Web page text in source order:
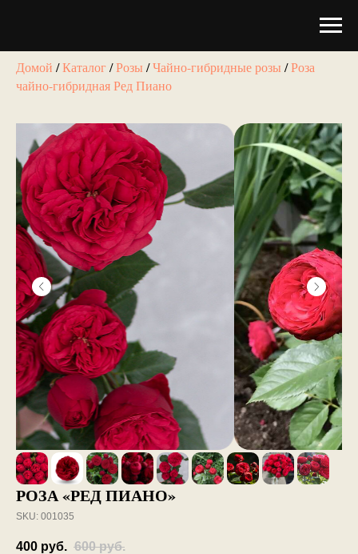
Домой /Каталог /Розы /Чайно-гибридные розы /Роза
чайно-гибридная Ред Пиано
РОЗА «РЕД ПИАНО»
SKU: 001035
400 руб. 600 руб.